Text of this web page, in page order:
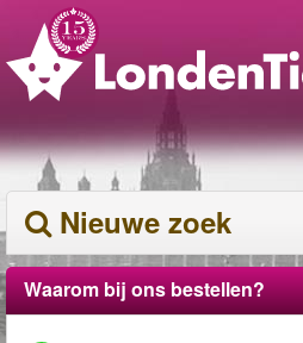
Nieuwe zoek
Waarom bij ons bestellen?